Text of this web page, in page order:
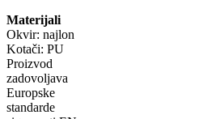
Materijali
Okvir: najlon
Kotači: PU
Proizvod
zadovoljava
Europske
standarde